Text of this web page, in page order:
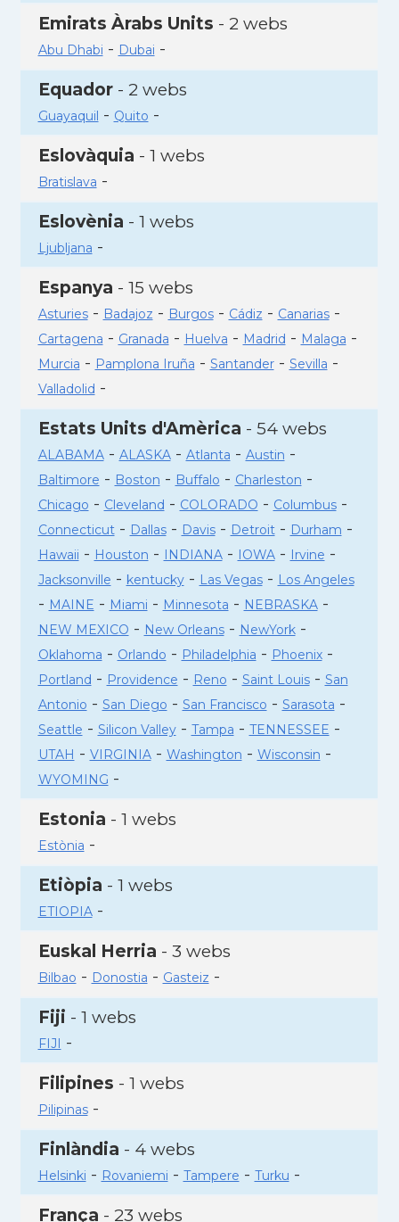
Emirats Àrabs Units - 2 webs
Abu Dhabi - Dubai -
Equador- 2 webs
Guayaquil - Quito -
Eslovàquia - 1 webs
Bratislava -
Eslovènia - 1 webs
Ljubljana -
Espanya - 15 webs
Asturies- Badajoz - Burgos- Cádiz - Canarias-
Cartagena - Granada - Huelva - Madrid - Malaga -
Murcia - Pamplona Iruña - Santander- Sevilla -
Valladolid -
Estats Units d'Amèrica - 54 webs
ALABAMA- ALASKA- Atlanta - Austin -
Baltimore - Boston - Buffalo - Charleston -
Chicago - Cleveland - COLORADO - Columbus-
Connecticut- Dallas- Davis- Detroit- Durham -
Hawaii - Houston - INDIANA- IOWA- Irvine -
Jacksonville - kentucky- Las Vegas- Los Angeles
- MAINE - Miami - Minnesota - NEBRASKA-
NEW MEXICO - New Orleans- NewYork-
Oklahoma - Orlando - Philadelphia - Phoenix-
Portland - Providence - Reno - Saint Louis- San
Antonio - San Diego - San Francisco - Sarasota -
Seattle - Silicon Valley- Tampa - TENNESSEE -
UTAH - VIRGINIA- Washington - Wisconsin -
WYOMING -
Estonia - 1 webs
Estònia -
Etiòpia - 1 webs
ETIOPIA-
Euskal Herria - 3 webs
Bilbao - Donostia - Gasteiz -
Fiji - 1 webs
FIJI -
Filipines - 1 webs
Pilipinas-
Finlàndia - 4 webs
Helsinki - Rovaniemi - Tampere - Turku -
França - 23 webs